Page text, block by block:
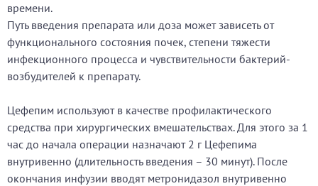
времени.
Путь введения препарата или доза может зависеть от
функционального состояния почек, степени тяжести
инфекционного процесса и чувствительности бактерий-
возбудителей к препарату.
Цефепим используют в качестве профилактического
средства при хирургических вмешательствах. Для этого за 1
час до начала операции назначают 2 г Цефепима
внутривенно (длительность введения – 30 минут). После
окончания инфузии вводят метронидазол внутривенно